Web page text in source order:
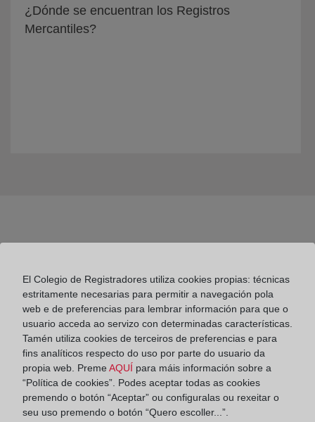
¿Dónde se encuentran los Registros
Mercantiles?
Colegio de Registradores
Príncipe de Vergara 70. 28006 Madrid
Teléfono:91 270 17 96
Fax:91 564 11 59
Email:contacto@registradores.org
El Colegio de Registradores utiliza cookies propias: técnicas
estritamente necesarias para permitir a navegación pola
web e de preferencias para lembrar información para que o
usuario acceda ao servizo con determinadas características.
Tamén utiliza cookies de terceiros de preferencias e para
fins analíticos respecto do uso por parte do usuario da
propia web. Preme AQUÍ para máis información sobre a
“Política de cookies”. Podes aceptar todas as cookies
premendo o botón “Aceptar” ou configuralas ou rexeitar o
seu uso premendo o botón “Quero escoller...”.